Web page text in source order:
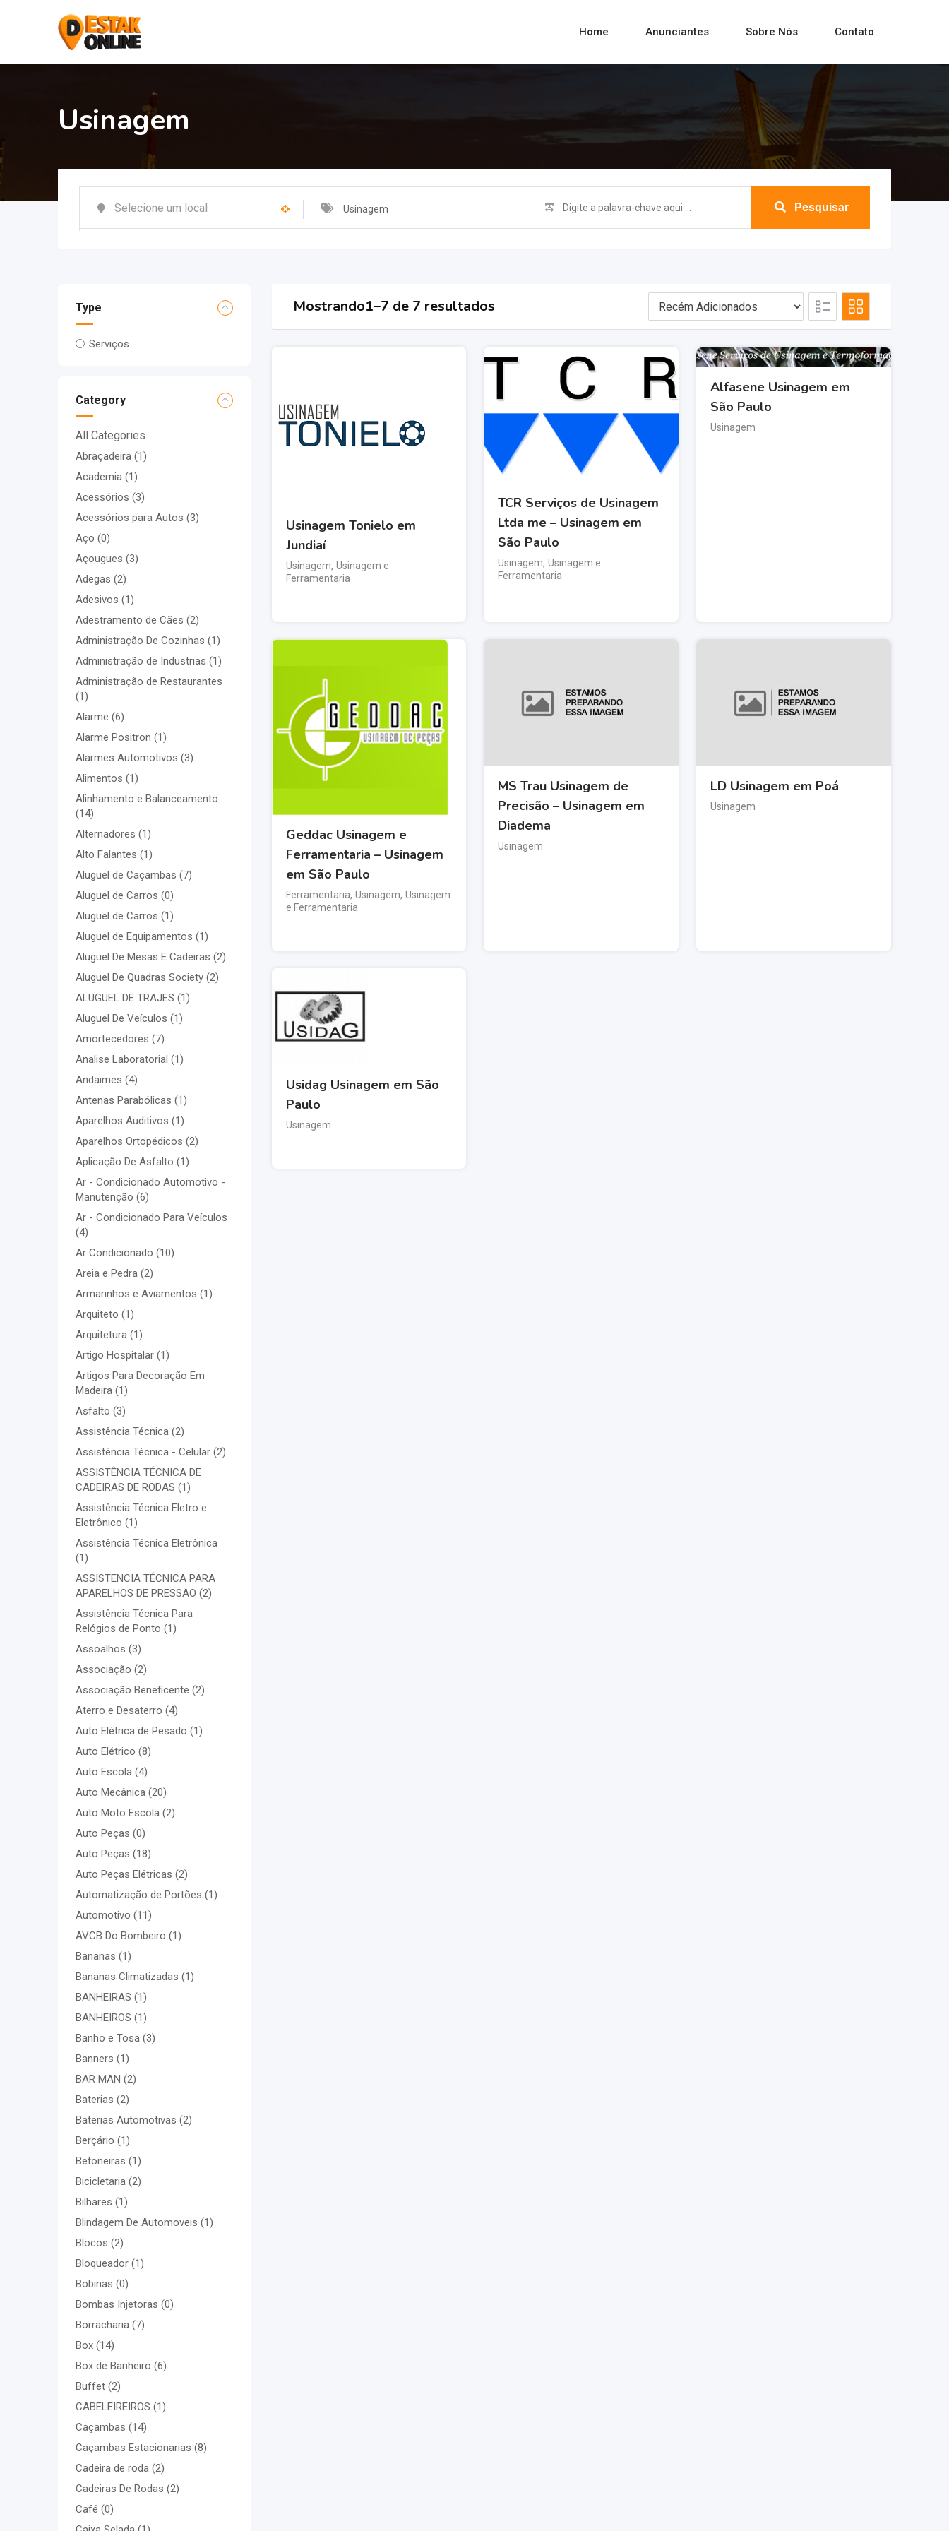
Home Anunciantes Sobre Nós Contato
Usinagem
Usinagem Pesquisar
Type
Serviços
Category
All Categories
Abraçadeira (1)
Academia (1)
Acessórios (3)
Acessórios para Autos (3)
Aço (0)
Açougues (3)
Adegas (2)
Adesivos (1)
Adestramento de Cães (2)
Administração De Cozinhas (1)
Administração de Industrias (1)
Administração de Restaurantes
(1)
Alarme (6)
Alarme Positron (1)
Alarmes Automotivos (3)
Alimentos (1)
Alinhamento e Balanceamento
(14)
Alternadores (1)
Alto Falantes (1)
Aluguel de Caçambas (7)
Aluguel de Carros (0)
Aluguel de Carros (1)
Aluguel de Equipamentos (1)
Aluguel De Mesas E Cadeiras (2)
Aluguel De Quadras Society (2)
ALUGUEL DE TRAJES (1)
Aluguel De Veículos (1)
Amortecedores (7)
Analise Laboratorial (1)
Andaimes (4)
Antenas Parabólicas (1)
Aparelhos Auditivos (1)
Aparelhos Ortopédicos (2)
Aplicação De Asfalto (1)
Ar - Condicionado Automotivo -
Manutenção (6)
Ar - Condicionado Para Veículos
(4)
Ar Condicionado (10)
Areia e Pedra (2)
Armarinhos e Aviamentos (1)
Arquiteto (1)
Arquitetura (1)
Artigo Hospitalar (1)
Artigos Para Decoração Em
Madeira (1)
Asfalto (3)
Assistência Técnica (2)
Assistência Técnica - Celular (2)
ASSISTÊNCIA TÉCNICA DE
CADEIRAS DE RODAS (1)
Assistência Técnica Eletro e
Eletrônico (1)
Assistência Técnica Eletrônica
(1)
ASSISTENCIA TÉCNICA PARA
APARELHOS DE PRESSÃO (2)
Assistência Técnica Para
Relógios de Ponto (1)
Assoalhos (3)
Associação (2)
Associação Beneficente (2)
Aterro e Desaterro (4)
Auto Elétrica de Pesado (1)
Auto Elétrico (8)
Auto Escola (4)
Auto Mecânica (20)
Auto Moto Escola (2)
Auto Peças (0)
Auto Peças (18)
Auto Peças Elétricas (2)
Automatização de Portões (1)
Automotivo (11)
AVCB Do Bombeiro (1)
Bananas (1)
Bananas Climatizadas (1)
BANHEIRAS (1)
BANHEIROS (1)
Banho e Tosa (3)
Banners (1)
BAR MAN (2)
Baterias (2)
Baterias Automotivas (2)
Berçário (1)
Betoneiras (1)
Bicicletaria (2)
Bilhares (1)
Blindagem De Automoveis (1)
Blocos (2)
Bloqueador (1)
Bobinas (0)
Bombas Injetoras (0)
Borracharia (7)
Box (14)
Box de Banheiro (6)
Buffet (2)
CABELEIREIROS (1)
Caçambas (14)
Caçambas Estacionarias (8)
Cadeira de roda (2)
Cadeiras De Rodas (2)
Café (0)
Mostrando1–7 de 7 resultados
Usinagem Tonielo em
Jundiaí
Usinagem, Usinagem e
Ferramentaria
TCR Serviços de Usinagem
Ltda me – Usinagem em
São Paulo
Usinagem, Usinagem e
Ferramentaria
Alfasene Usinagem em
São Paulo
Usinagem
Geddac Usinagem e
Ferramentaria – Usinagem
em São Paulo
Ferramentaria, Usinagem, Usinagem
e Ferramentaria
MS Trau Usinagem de
Precisão – Usinagem em
Diadema
Usinagem
LD Usinagem em Poá
Usinagem
Usidag Usinagem em São
Paulo
Usinagem